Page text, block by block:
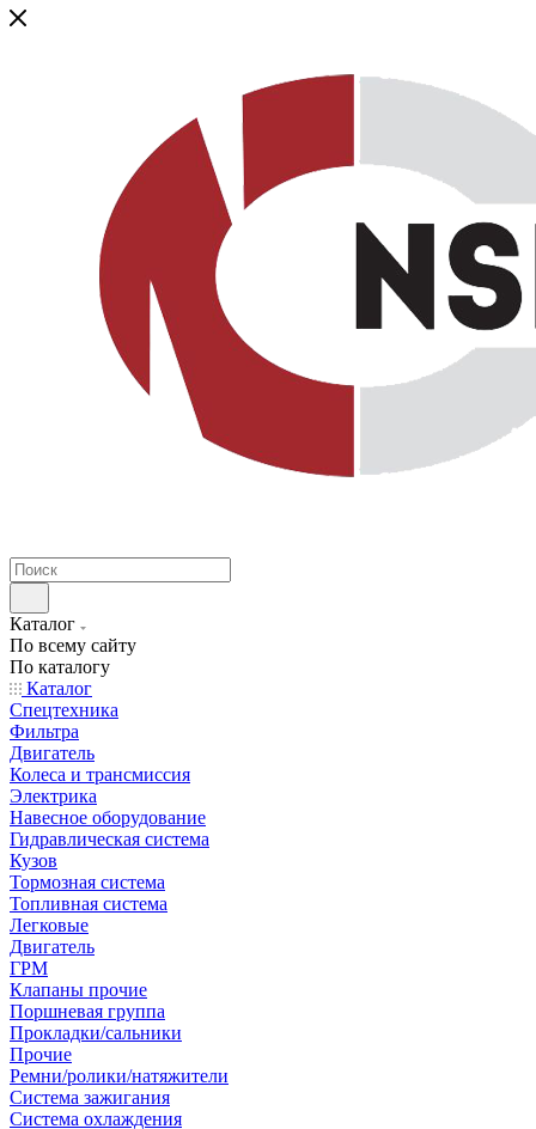
Каталог
По всему сайту
По каталогу
Каталог
Спецтехника
Фильтра
Двигатель
Колеса и трансмиссия
Электрика
Навесное оборудование
Гидравлическая система
Кузов
Тормозная система
Топливная система
Легковые
Двигатель
ГРМ
Клапаны прочие
Поршневая группа
Прокладки/сальники
Прочие
Ремни/ролики/натяжители
Система зажигания
Система охлаждения